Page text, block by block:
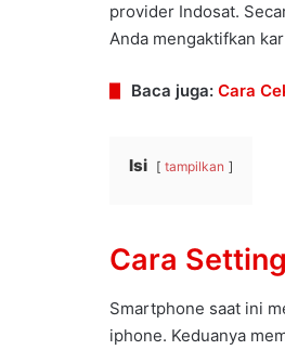
provider Indosat.
Anda mengaktifkan
Baca juga: Cara
Isi tampilkan
Cara
Smartphone saat ini
iphone. Keduanya